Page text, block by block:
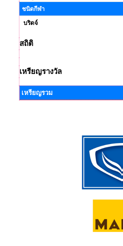
ชนิดกีฬา
บริดจ์
สถิติ
เหรียญรางวัล
เหรียญรวม